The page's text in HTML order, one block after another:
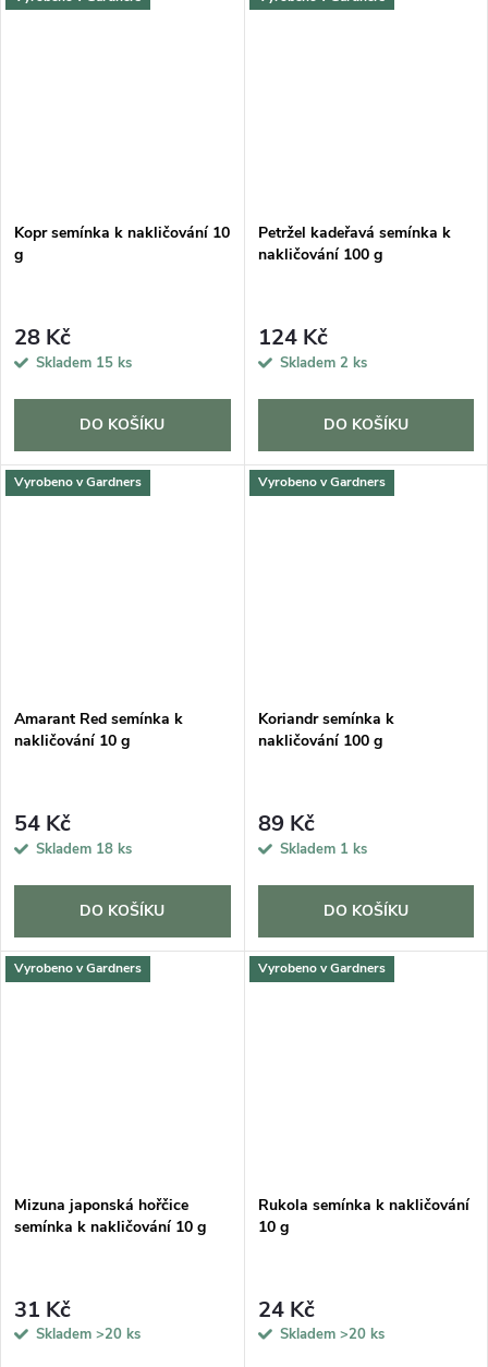
Kopr semínka k nakličování 10
g
28 Kč
Skladem 15 ks
DO KOŠÍKU
Petržel kadeřavá semínka k
nakličování 100 g
124 Kč
Skladem 2 ks
DO KOŠÍKU
Vyrobeno v Gardners
Amarant Red semínka k
nakličování 10 g
54 Kč
Skladem 18 ks
DO KOŠÍKU
Vyrobeno v Gardners
Koriandr semínka k
nakličování 100 g
89 Kč
Skladem 1 ks
DO KOŠÍKU
Vyrobeno v Gardners
Mizuna japonská hořčice
semínka k nakličování 10 g
31 Kč
Skladem >20 ks
Vyrobeno v Gardners
Rukola semínka k nakličování
10 g
24 Kč
Skladem >20 ks